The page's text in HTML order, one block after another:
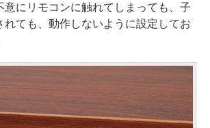
意にリモコンに触れてしまっても、子
れても、動作しないように設定してお